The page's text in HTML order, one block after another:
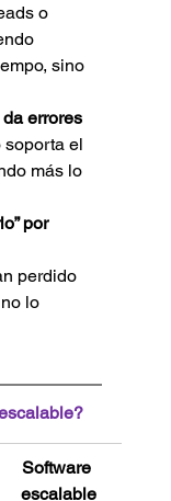
o
sino
errores
soporta el
más lo
por
perdido
lo
Software
escalable